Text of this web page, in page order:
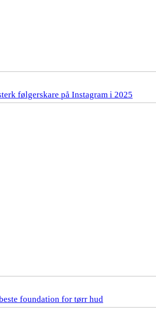
følgerskare på Instagram i 2025
foundation for tørr hud